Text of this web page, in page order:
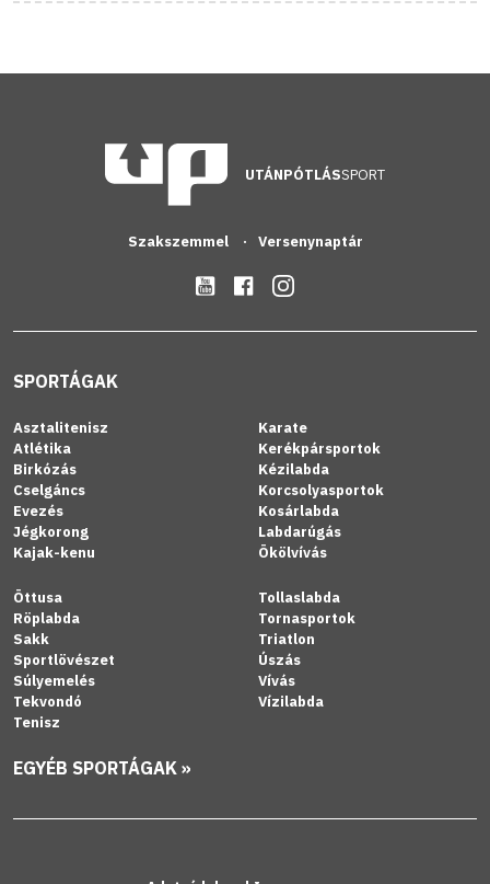
UTÁNPÓTLÁSSPORT
Szakszemmel Versenynaptár
SPORTÁGAK
Asztalitenisz
Atlétika
Birkózás
Cselgáncs
Evezés
Jégkorong
Kajak-kenu
Karate
Kerékpársportok
Kézilabda
Korcsolyasportok
Kosárlabda
Labdarúgás
Ökölvívás
Öttusa
Röplabda
Sakk
Sportlövészet
Súlyemelés
Tekvondó
Tenisz
Tollaslabda
Tornasportok
Triatlon
Úszás
Vívás
Vízilabda
EGYÉB SPORTÁGAK »